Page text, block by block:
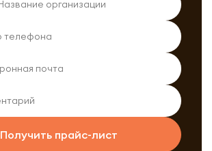
Получить прайс-лист